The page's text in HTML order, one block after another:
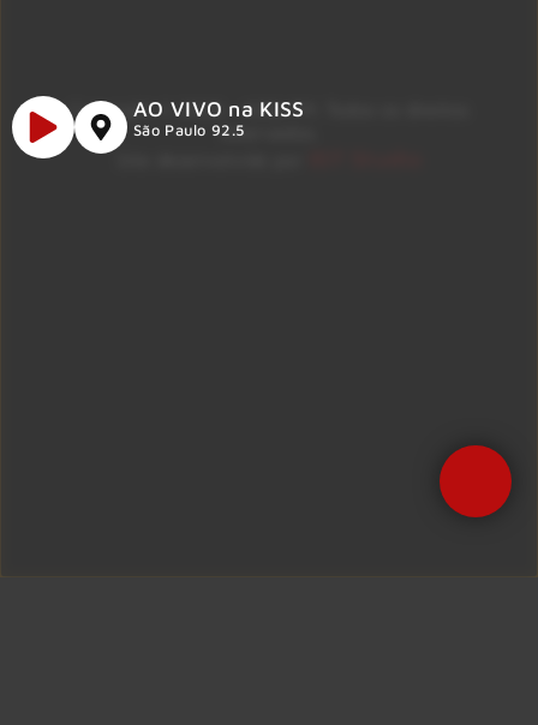
Copyright © 2026 – KISS FM. Todos os direitos
reservados.
AO VIVO na KISS
São Paulo 92.5